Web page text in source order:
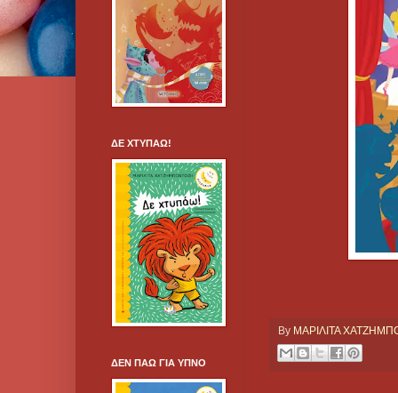
By ΜΑΡΙΛΙΤΑ
ΔΕ ΧΤΥΠΑΩ!
ΔΕΝ ΠΑΩ ΓΙΑ ΥΠΝΟ